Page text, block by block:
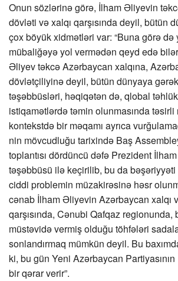
Onun sözlərinə görə, İlham Əliyevin
dövləti və xalqı qarşısında deyil, bütün
çox böyük xidmətləri var: “Buna görə
mübaliğəyə yol vermədən qeyd edə
Əliyev təkcə Azərbaycan xalqına,
dövlətçiliyinə deyil, bütün dünyaya
təşəbbüsləri, həqiqətən də, qlobal
istiqamətlərdə təmin olunmasında təsirli
kontekstdə bir məqamı ayrıca
nin mövcudluğu tarixində Baş
toplantısı dördüncü dəfə Prezident
təşəbbüsü ilə keçirilib, bu da
ciddi problemin müzakirəsinə həsr
cənab İlham Əliyevin Azərbaycan xalqı
qarşısında, Cənubi Qafqaz regionunda,
müstəvidə vermiş olduğu töhfələri
sonlandırmaq mümkün deyil. Bu
ki, bu gün Yeni Azərbaycan
bir qərar verir”.